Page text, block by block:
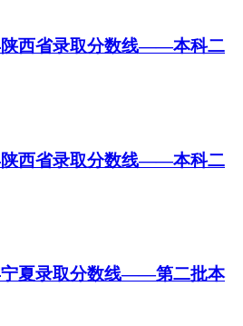
陕西省录取分数线——本科二
陕西省录取分数线——本科二
宁夏录取分数线——第二批本